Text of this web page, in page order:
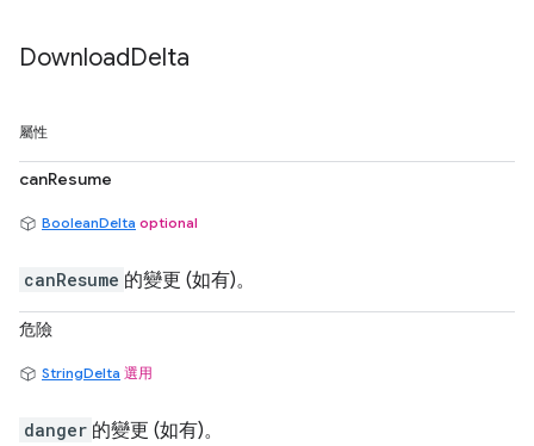
DownloadDelta
屬性
canResume
BooleanDelta optional
canResume 的變更 (如有)。
危險
StringDelta 選用
danger 的變更 (如有)。